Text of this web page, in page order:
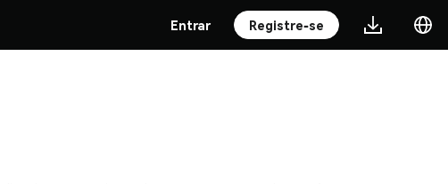
Entrar Registre-se